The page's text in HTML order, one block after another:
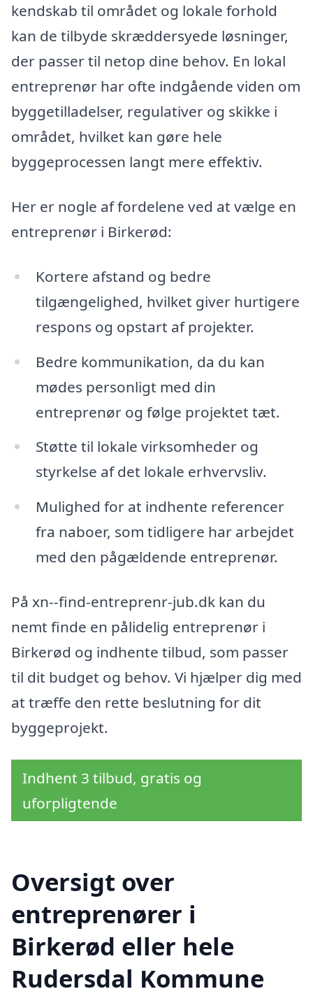
kendskab til området og lokale forhold
kan de tilbyde skræddersyede løsninger,
der passer til netop dine behov. En lokal
entreprenør har ofte indgående viden om
byggetilladelser, regulativer og skikke i
området, hvilket kan gøre hele
byggeprocessen langt mere effektiv.
Her er nogle af fordelene ved at vælge en
entreprenør i Birkerød:
Kortere afstand og bedre
tilgængelighed, hvilket giver hurtigere
respons og opstart af projekter.
Bedre kommunikation, da du kan
mødes personligt med din
entreprenør og følge projektet tæt.
Støtte til lokale virksomheder og
styrkelse af det lokale erhvervsliv.
Mulighed for at indhente referencer
fra naboer, som tidligere har arbejdet
med den pågældende entreprenør.
På xn--find-entreprenr-jub.dk kan du
nemt finde en pålidelig entreprenør i
Birkerød og indhente tilbud, som passer
til dit budget og behov. Vi hjælper dig med
at træffe den rette beslutning for dit
byggeprojekt.
Indhent 3 tilbud, gratis og
uforpligtende
Oversigt over
entreprenører i
Birkerød eller hele
Rudersdal Kommune